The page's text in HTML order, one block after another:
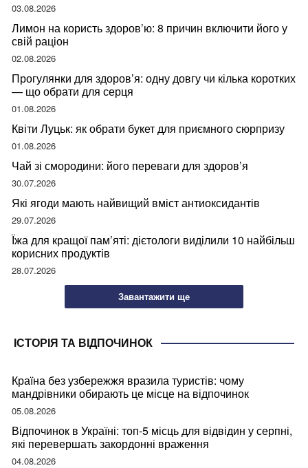
03.08.2026
Лимон на користь здоров’ю: 8 причин включити його у
свій раціон
02.08.2026
Прогулянки для здоров’я: одну довгу чи кілька коротких
— що обрати для серця
01.08.2026
Квіти Луцьк: як обрати букет для приємного сюрпризу
01.08.2026
Чай зі смородини: його переваги для здоров’я
30.07.2026
Які ягоди мають найвищий вміст антиоксидантів
29.07.2026
Їжа для кращої пам’яті: дієтологи виділили 10 найбільш
корисних продуктів
28.07.2026
Завантажити ще
ІСТОРІЯ ТА ВІДПОЧИНОК
Країна без узбережжя вразила туристів: чому
мандрівники обирають це місце на відпочинок
05.08.2026
Відпочинок в Україні: топ-5 місць для відвідин у серпні,
які перевершать закордонні враження
04.08.2026